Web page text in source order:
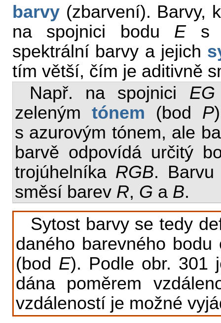
barvy (zbarvení). Barvy,
na spojnici bodu Es
spektrální barvy a jejich
tím větší, čím je aditivně
Např. na spojnici EG
zelenýmtónem (bod P
s azurovým tónem, ale
barvě odpovídá určitý
trojúhelníka RGB.
směsí barev R, G a B.
Sytost barvy se tedy
daného barevného
(bod E). Podle obr. 301
dána poměrem
vzdáleností je možné